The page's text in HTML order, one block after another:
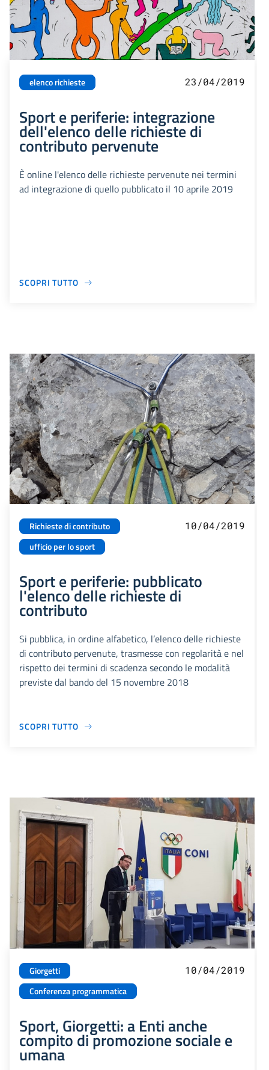
elenco richieste 23/04/2019
Sport e periferie: integrazione
dell'elenco delle richieste di
contributo pervenute
È online l'elenco delle richieste pervenute nei termini
ad integrazione di quello pubblicato il 10 aprile 2019
SCOPRI TUTTO
Richieste di contributo
ufficio per lo sport
10/04/2019
Sport e periferie: pubblicato
l'elenco delle richieste di
contributo
Si pubblica, in ordine alfabetico, l’elenco delle richieste
di contributo pervenute, trasmesse con regolarità e nel
rispetto dei termini di scadenza secondo le modalità
previste dal bando del 15 novembre 2018
SCOPRI TUTTO
Giorgetti
Conferenza programmatica
10/04/2019
Sport, Giorgetti: a Enti anche
compito di promozione sociale e
umana